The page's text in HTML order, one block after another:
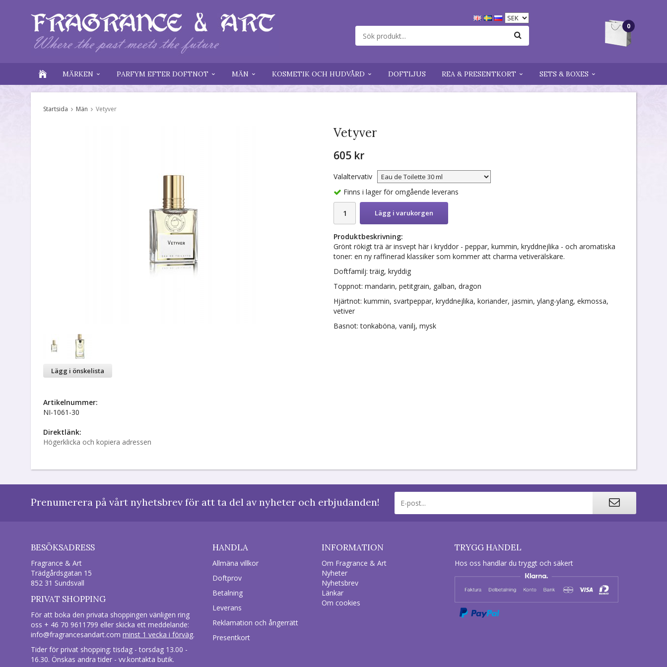
0
MÄRKEN PARFYM EFTER DOFTNOT MÄN KOSMETIK OCH HUDVÅRD DOFTLJUS REA & PRESENTKORT SETS & BOXES
Startsida Män Vetyver
Vetyver
605 kr
Valaltervativ
Finns i lager för omgående leverans
Lägg i varukorgen
Produktbeskrivning:
Grönt rökigt trä är insvept här i kryddor - peppar, kummin, kryddnejlika - och aromatiska
toner: en ny raffinerad klassiker som kommer att charma vetiverälskare.
Doftfamilj: träig, kryddig
Toppnot: mandarin, petitgrain, galban, dragon
Hjärtnot: kummin, svartpeppar, kryddnejlika, koriander, jasmin, ylang-ylang, ekmossa,
vetiver
Basnot: tonkaböna, vanilj, mysk
Lägg i önskelista
Artikelnummer:
NI-1061-30
Direktlänk:
Högerklicka och kopiera adressen
Prenumerera på vårt nyhetsbrev för att ta del av nyheter och erbjudanden!
BESÖKSADRESS
Fragrance & Art
Trädgårdsgatan 15
852 31 Sundsvall
PRIVAT SHOPPING
För att boka den privata shoppingen vänligen ring
oss + 46 70 9611799 eller skicka ett meddelande:
info@fragrancesandart.com minst 1 vecka i förväg.
Tider för privat shopping: tisdag - torsdag 13.00 -
16.30. Önskas andra tider - vv.kontakta butik.
HANDLA
Allmäna villkor
Doftprov
Betalning
Leverans
Reklamation och ångerrätt
Presentkort
INFORMATION
Om Fragrance & Art
Nyheter
Nyhetsbrev
Länkar
Om cookies
TRYGG HANDEL
Hos oss handlar du tryggt och säkert